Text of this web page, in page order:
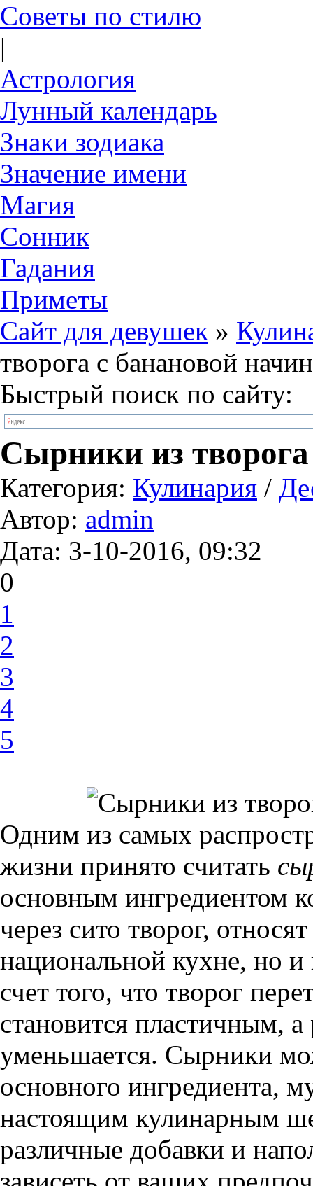
Советы по стилю
|
Астрология
Лунный календарь
Знаки зодиака
Значение имени
Магия
Сонник
Гадания
Приметы
Сайт для девушек »
творога с банановой
Быстрый поиск по сайту:
Сырники из
Категория: Кулинария /
Автор: admin
Дата: 3-10-2016, 09:32
0
1
2
3
4
5
Одним из самых
жизни принято считать
основным ингредиентом
через сито творог,
национальной кухне, но и
счет того, что творог
становится пластичным,
уменьшается. Сырники
основного ингредиента,
настоящим кулинарным
различные добавки и